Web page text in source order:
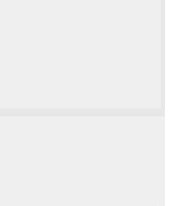
appréciés!
à des amis.